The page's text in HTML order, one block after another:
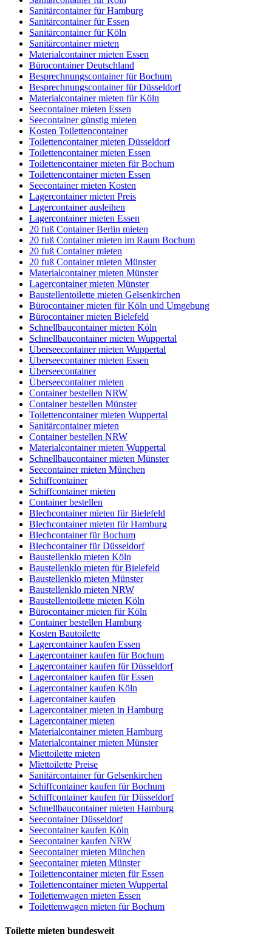
Sanitärcontainer für Hamburg
Sanitärcontainer für Essen
Sanitärcontainer für Köln
Sanitärcontainer mieten
Materialcontainer mieten Essen
Bürocontainer Deutschland
Besprechnungscontainer für Bochum
Besprechnungscontainer für Düsseldorf
Materialcontainer mieten für Köln
Seecontainer mieten Essen
Seecontainer günstig mieten
Kosten Toilettencontainer
Toilettencontainer mieten Düsseldorf
Toilettencontainer mieten Essen
Toilettencontainer mieten für Bochum
Toilettencontainer mieten Essen
Seecontainer mieten Kosten
Lagercontainer mieten Preis
Lagercontainer ausleihen
Lagercontainer mieten Essen
20 fuß Container Berlin mieten
20 fuß Container mieten im Raum Bochum
20 fuß Container mieten
20 fuß Container mieten Münster
Materialcontainer mieten Münster
Lagercontainer mieten Münster
Baustellentoilette mieten Gelsenkirchen
Bürocontainer mieten für Köln und Umgebung
Bürocontainer mieten Bielefeld
Schnellbaucontainer mieten Köln
Schnellbaucontainer mieten Wuppertal
Überseecontainer mieten Wuppertal
Überseecontainer mieten Essen
Überseecontainer
Überseecontainer mieten
Container bestellen NRW
Container bestellen Münster
Toilettencontainer mieten Wuppertal
Sanitärcontainer mieten
Container bestellen NRW
Materialcontainer mieten Wuppertal
Schnellbaucontainer mieten Münster
Seecontainer mieten München
Schiffcontainer
Schiffcontainer mieten
Container bestellen
Blechcontainer mieten für Bielefeld
Blechcontainer mieten für Hamburg
Blechcontainer für Bochum
Blechcontainer für Düsseldorf
Baustellenklo mieten Köln
Baustellenklo mieten für Bielefeld
Baustellenklo mieten Münster
Baustellenklo mieten NRW
Baustellentoilette mieten Köln
Bürocontainer mieten für Köln
Container bestellen Hamburg
Kosten Bautoilette
Lagercontainer kaufen Essen
Lagercontainer kaufen für Bochum
Lagercontainer kaufen für Düsseldorf
Lagercontainer kaufen für Essen
Lagercontainer kaufen Köln
Lagercontainer kaufen
Lagercontainer mieten in Hamburg
Lagercontainer mieten
Materialcontainer mieten Hamburg
Materialcontainer mieten Münster
Miettoilette mieten
Miettoilette Preise
Sanitärcontainer für Gelsenkirchen
Schiffcontainer kaufen für Bochum
Schiffcontainer kaufen für Düsseldorf
Schnellbaucontainer mieten Hamburg
Seecontainer Düsseldorf
Seecontainer kaufen Köln
Seecontainer kaufen NRW
Seecontainer mieten München
Seecontainer mieten Münster
Toilettencontainer mieten für Essen
Toilettencontainer mieten Wuppertal
Toilettenwagen mieten Essen
Toilettenwagen mieten für Bochum
Toilette mieten bundesweit